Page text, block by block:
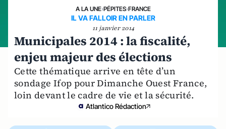
A LA UNE›PÉPITES›FRANCE
IL VA FALLOIR EN PARLER
11 janvier 2014
Municipales 2014 : la fiscalité,
enjeu majeur des élections
Cette thématique arrive en tête d’un
sondage Ifop pour Dimanche Ouest France,
loin devant le cadre de vie et la sécurité.
Atlantico Rédaction